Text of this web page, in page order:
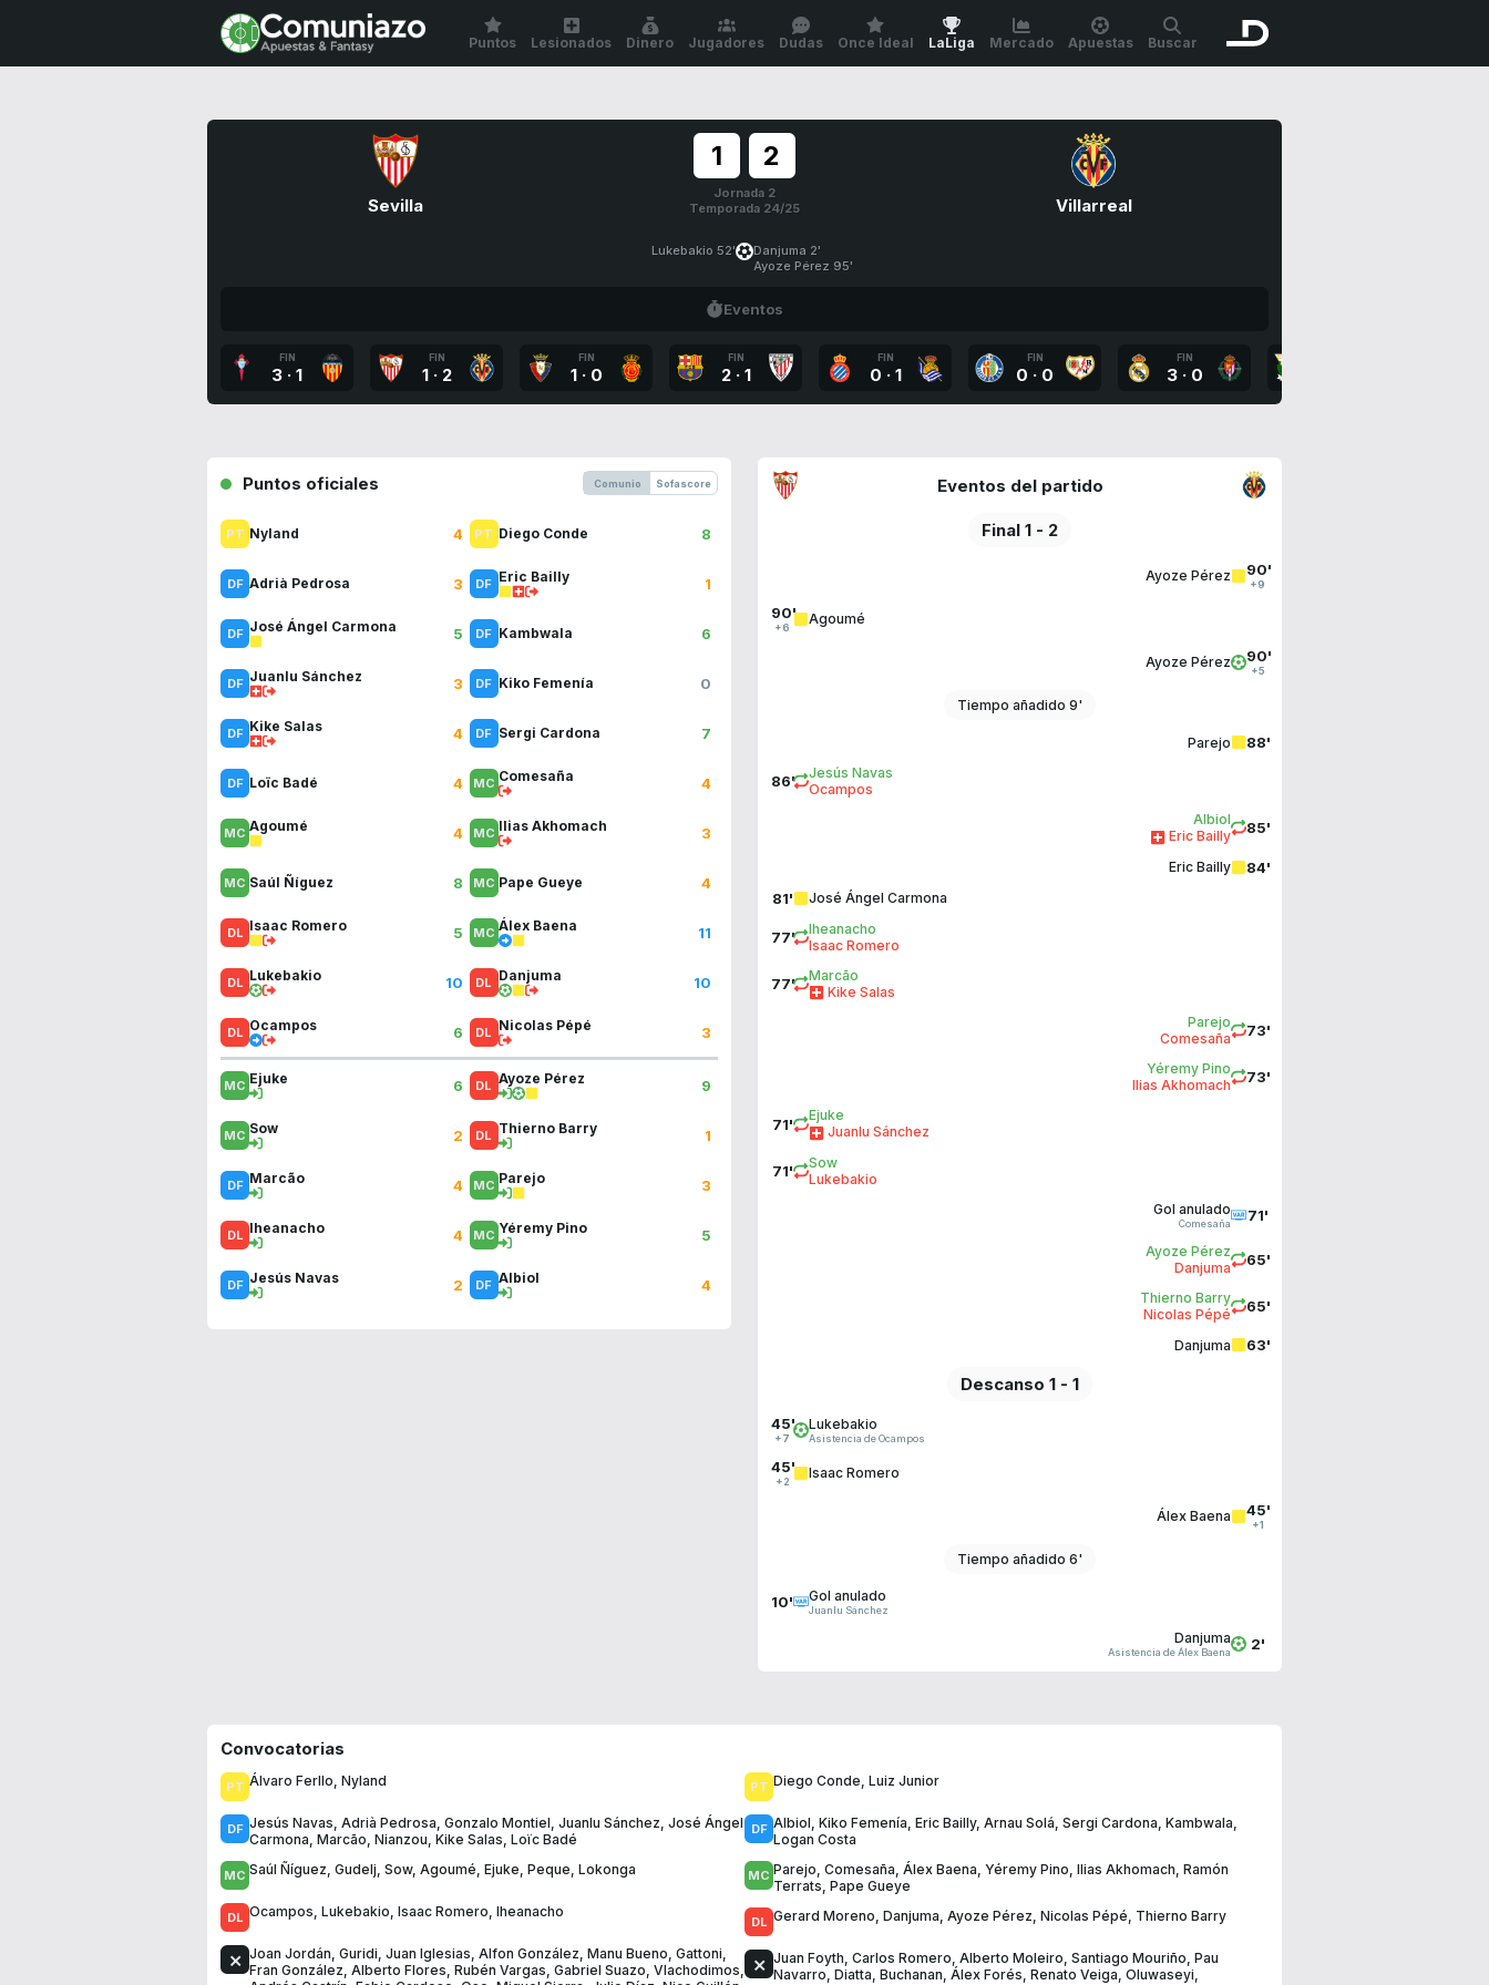
Puntos Lesionados Dinero Jugadores Dudas Once Ideal LaLiga Mercado Apuestas Buscar
Sevilla
1 2
Jornada 2
Temporada 24/25
Villarreal
Lukebakio 52'
Danjuma 2'
Ayoze Pérez 95'
Eventos
FIN
3 · 1
FIN
1 · 2
FIN
1 · 0
FIN
2 · 1
FIN
0 · 1
FIN
0 · 0
FIN
3 · 0
Puntos oficiales Comunio Sofascore
Nyland 4
Adrià Pedrosa 3
José Ángel Carmona 5
Juanlu Sánchez 3
Kike Salas 4
Loïc Badé 4
Agoumé 4
Saúl Ñíguez 8
Isaac Romero 5
Lukebakio 10
Ocampos 6
Ejuke 6
Sow 2
Marcão 4
Iheanacho 4
Jesús Navas 2
Diego Conde 8
Eric Bailly 1
Kambwala 6
Kiko Femenía 0
Sergi Cardona 7
Comesaña 4
Ilias Akhomach 3
Pape Gueye 4
Álex Baena 11
Danjuma 10
Nicolas Pépé 3
Ayoze Pérez 9
Thierno Barry 1
Parejo 3
Yéremy Pino 5
Albiol 4
Eventos del partido
Final 1 - 2
90'
+9
Ayoze Pérez
90'
+6
Agoumé
90'
+5
Ayoze Pérez
Tiempo añadido 9'
88'
Parejo
86'
Jesús Navas
Ocampos
85'
Albiol
Eric Bailly
84'
Eric Bailly
81' José Ángel Carmona
77'
Iheanacho
Isaac Romero
77'
Marcão
Kike Salas
73'
Parejo
Comesaña
73'
Yéremy Pino
Ilias Akhomach
71'
Ejuke
Juanlu Sánchez
71'
Sow
Lukebakio
71'
Gol anulado
Comesaña
65'
Ayoze Pérez
Danjuma
65'
Thierno Barry
Nicolas Pépé
63'
Danjuma
Descanso 1 - 1
45'
+7
Lukebakio
Asistencia de Ocampos
45'
+2
Isaac Romero
45'
+1
Álex Baena
Tiempo añadido 6'
10' Gol anulado
Juanlu Sánchez
2'
Danjuma
Asistencia de Álex Baena
Convocatorias
Álvaro Ferllo, Nyland
Jesús Navas, Adrià Pedrosa, Gonzalo Montiel, Juanlu Sánchez, José Ángel
Carmona, Marcão, Nianzou, Kike Salas, Loïc Badé
Saúl Ñíguez, Gudelj, Sow, Agoumé, Ejuke, Peque, Lokonga
Ocampos, Lukebakio, Isaac Romero, Iheanacho
Joan Jordán, Guridi, Juan Iglesias, Alfon González, Manu Bueno, Gattoni,
Fran González, Alberto Flores, Rubén Vargas, Gabriel Suazo, Vlachodimos,
Diego Conde, Luiz Junior
Albiol, Kiko Femenía, Eric Bailly, Arnau Solá, Sergi Cardona, Kambwala,
Logan Costa
Parejo, Comesaña, Álex Baena, Yéremy Pino, Ilias Akhomach, Ramón
Terrats, Pape Gueye
Gerard Moreno, Danjuma, Ayoze Pérez, Nicolas Pépé, Thierno Barry
Juan Foyth, Carlos Romero, Alberto Moleiro, Santiago Mouriño, Pau
Navarro, Diatta, Buchanan, Álex Forés, Renato Veiga, Oluwaseyi,